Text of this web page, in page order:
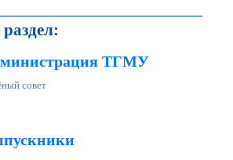
ТГМУ
совет